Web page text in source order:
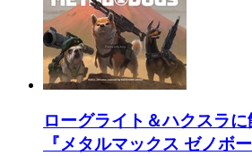
ローグライト＆ハクスラに
『メタルマックス ゼノボ